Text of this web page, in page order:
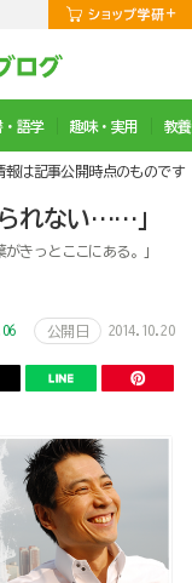
・語学 趣味・実用 教
は記事公開時点のものです
れない……」
きっとここにある。」
公開日 2014.10.20